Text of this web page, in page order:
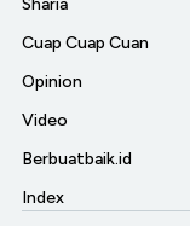
Sharia
Cuap Cuap Cuan
Opinion
Video
Berbuatbaik.id
Index